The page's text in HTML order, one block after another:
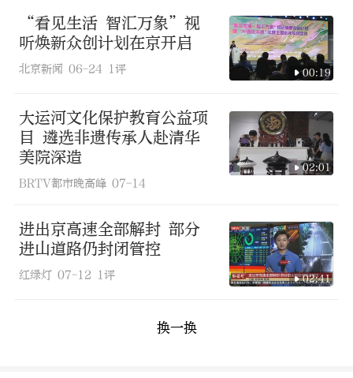
“看见生活 智汇万象”视
听焕新众创计划在京开启
北京新闻 06-24 1评 00:19
大运河文化保护教育公益项
目 遴选非遗传承人赴清华
美院深造
BRTV都市晚高峰 07-14
02:01
进出京高速全部解封 部分
进山道路仍封闭管控
红绿灯 07-12 1评 02:41
换一换